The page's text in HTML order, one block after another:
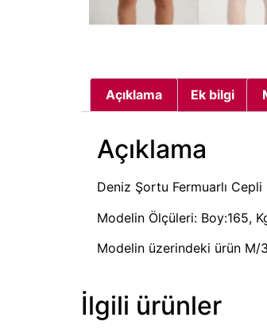
Açıklama Ek bilgi
Açıklama
Deniz Şortu Fermuarlı Cepli
Modelin Ölçüleri: Boy:165,
Modelin üzerindeki ürün M/
İlgili ürünler